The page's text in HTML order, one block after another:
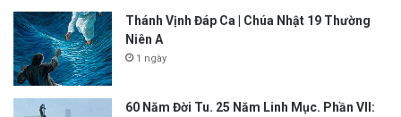
Thánh Vịnh Đáp Ca | Chúa Nhật 19 Thường
Niên A
1 ngày
60 Năm Đời Tu. 25 Năm Linh Mục. Phần VII: